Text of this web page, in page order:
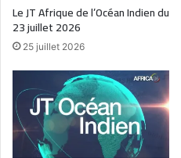
Le JT Afrique de l’Océan Indien du
23 juillet 2026
25 juillet 2026